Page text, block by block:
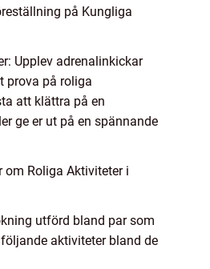
på Kungliga
Upplev adrenalinkickar
prova på roliga
att klättra på en
ge er ut på en spännande
Roliga Aktiviteter i
utförd bland par som
aktiviteter bland de